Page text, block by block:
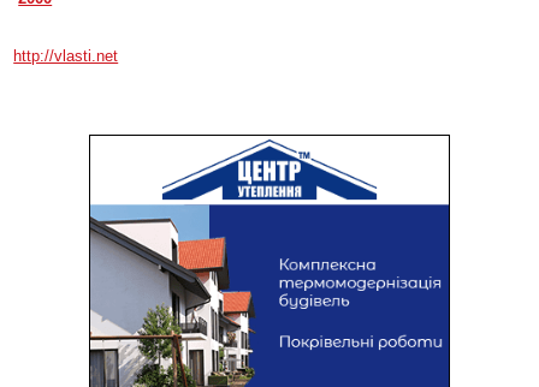
http://vlasti.net